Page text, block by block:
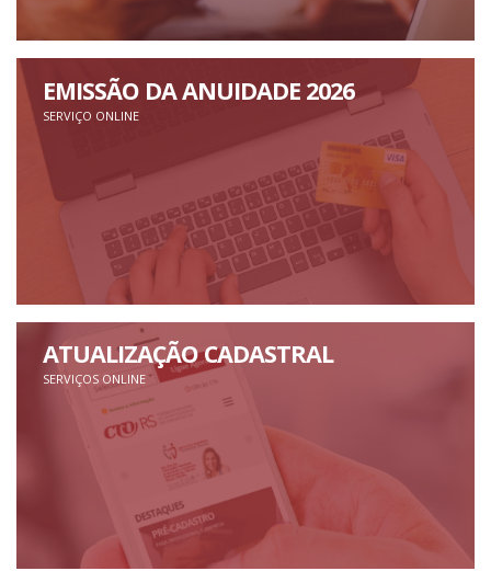
EMISSÃO DA ANUIDADE 2026
SERVIÇO ONLINE
ATUALIZAÇÃO CADASTRAL
SERVIÇOS ONLINE